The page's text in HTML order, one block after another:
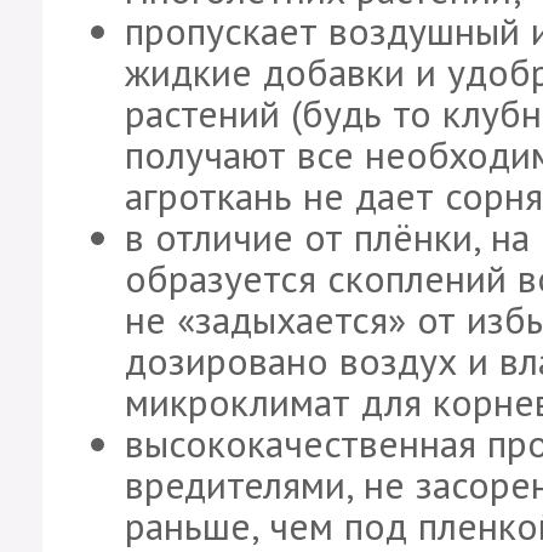
пропускает воздушный
жидкие добавки и
растений (будь то
получают все
агроткань не дает
в отличие от плёнки,
образуется скоплений
не «задыхается» от
дозировано воздух и
микроклимат для
высококачественная
вредителями, не
раньше, чем под